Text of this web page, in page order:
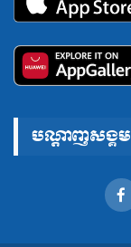
បណ្តាញសង្គម